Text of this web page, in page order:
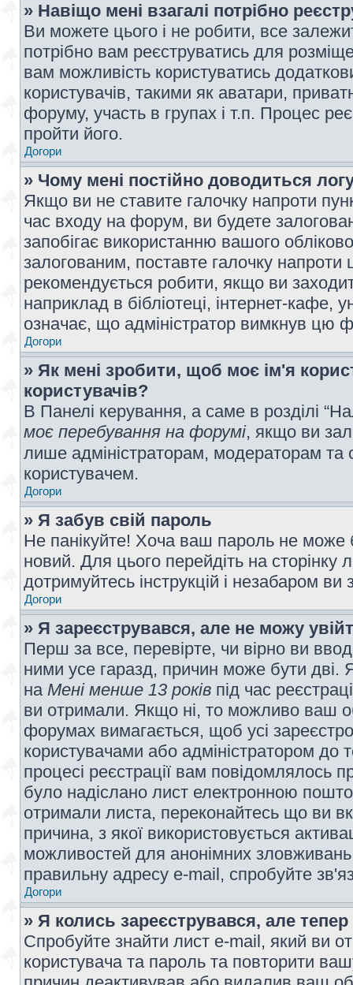
» Навіщо мені взагалі потрібно
Ви можете цього і не робити, все
потрібно вам реєструватись для
вам можливість користуватись
користувачів, такими як аватари,
форуму, участь в групах і т.п. Процес
пройти його.
Догори
» Чому мені постійно доводиться
Якщо ви не ставите галочку напроти
час входу на форум, ви будете
запобігає використанню вашого
залогованим, поставте галочку
рекомендується робити, якщо ви
наприклад в бібліотеці, інтернет-кафе,
означає, що адміністратор вимкнув цю
Догори
» Як мені зробити, щоб моє ім'я
користувачів?
В Панелі керування, а саме в розділі
моє перебування на форумі, якщо ви
лише адміністраторам, модераторам
користувачем.
Догори
» Я забув свій пароль
Не панікуйте! Хоча ваш пароль не може
новий. Для цього перейдіть на сторінку
дотримуйтесь інструкцій і незабаром
Догори
» Я зареєструвався, але не можу
Перш за все, перевірте, чи вірно ви
ними усе гаразд, причин може бути дві.
на Мені менше 13 років під час
ви отримали. Якщо ні, то можливо ваш
форумах вимагається, щоб усі
користувачами або адміністратором до
процесі реєстрації вам повідомлялось
було надіслано лист електронною
отримали листа, переконайтесь що ви
причина, з якої використовується
можливостей для анонімних
правильну адресу e-mail, спробуйте
Догори
» Я колись зареєструвався, але
Спробуйте знайти лист e-mail, який ви
користувача та пароль та повторити